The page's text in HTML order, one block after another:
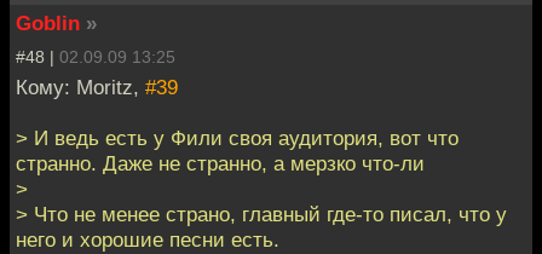
Goblin »
#48 | 02.09.09 13:25
Кому: Moritz, #39
> И ведь есть у Фили своя аудитория, вот что
странно. Даже не странно, а мерзко что-ли
>
> Что не менее страно, главный где-то писал, что у
него и хорошие песни есть.